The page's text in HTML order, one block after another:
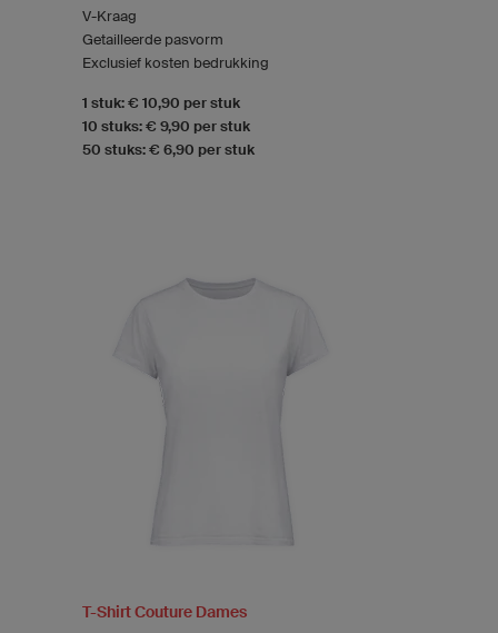
V-Kraag
Getailleerde pasvorm
Exclusief kosten bedrukking
1 stuk: € 10,90 per stuk
10 stuks: € 9,90 per stuk
50 stuks: € 6,90 per stuk
T-Shirt Couture Dames